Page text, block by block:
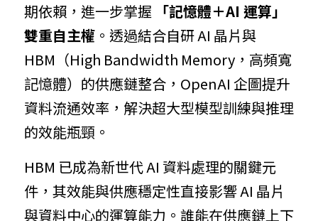
期依賴，進一步掌握 「記憶體＋AI 運算」
雙重自主權 。透過結合自研 AI 晶片與
HBM（High Bandwidth Memory，高頻寬
記憶體）的供應鏈整合，OpenAI 企圖提升
資料流通效率，解決超大型模型訓練與推理
的效能瓶頸。
HBM 已成為新世代 AI 資料處理的關鍵元
件，其效能與供應穩定性直接影響 AI 晶片
與資料中心的運算能力。誰能在供應鏈上下